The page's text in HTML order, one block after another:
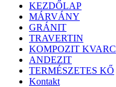
KEZDŐLAP
MÁRVÁNY
GRÁNIT
TRAVERTIN
KOMPOZIT KVARC
ANDEZIT
TERMÉSZETES KŐ
Kontakt